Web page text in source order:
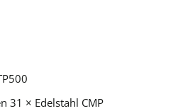
31 × Edelstahl CMP